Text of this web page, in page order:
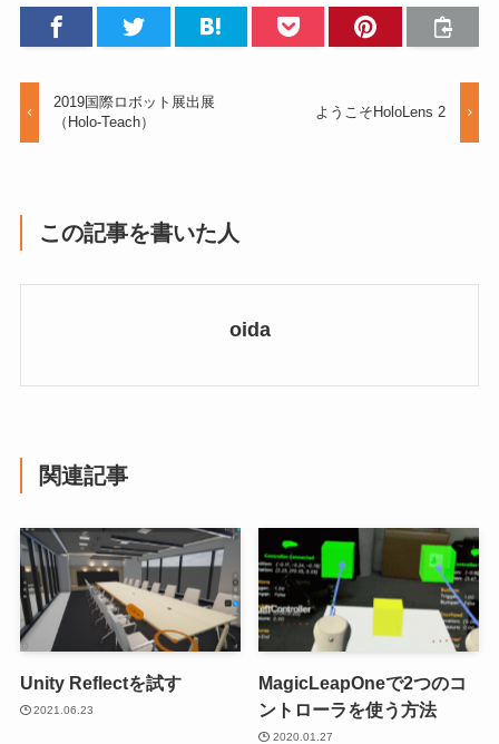
2019国際ロボット展出展
（Holo-Teach）
ようこそHoloLens 2
この記事を書いた人
oida
関連記事
Unity Reflectを試す
2021.06.23
MagicLeapOneで2つのコ
ントローラを使う方法
2020.01.27